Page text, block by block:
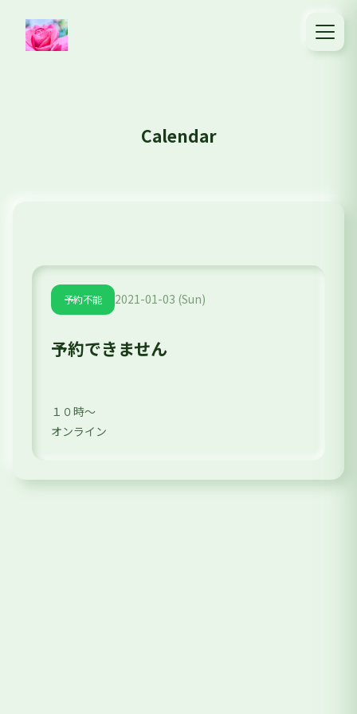
Calendar
予約不能 2021-01-03 (Sun)
予約できません
１０時〜
オンライン